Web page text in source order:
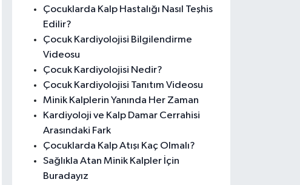
Çocuklarda Kalp Hastalığı Nasıl Teşhis
Edilir?
Çocuk Kardiyolojisi Bilgilendirme
Videosu
Çocuk Kardiyolojisi Nedir?
Çocuk Kardiyolojisi Tanıtım Videosu
Minik Kalplerin Yanında Her Zaman
Kardiyoloji ve Kalp Damar Cerrahisi
Arasındaki Fark
Çocuklarda Kalp Atışı Kaç Olmalı?
Sağlıkla Atan Minik Kalpler İçin
Buradayız